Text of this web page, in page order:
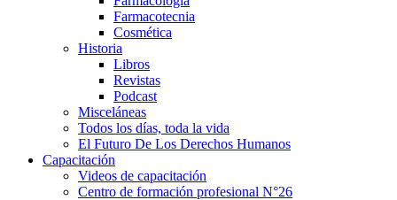
Farmacotecnia
Cosmética
Historia
Libros
Revistas
Podcast
Misceláneas
Todos los días, toda la vida
El Futuro De Los Derechos Humanos
Capacitación
Videos de capacitación
Centro de formación profesional N°26